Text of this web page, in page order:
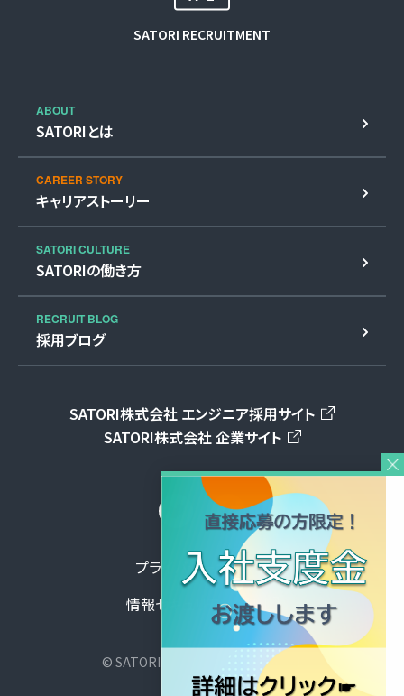
SATORI RECRUITMENT
ABOUT
SATORIとは
CAREER STORY
キャリアストーリー
SATORI CULTURE
SATORIの働き方
RECRUIT BLOG
採用ブログ
SATORI株式会社 エンジニア採用サイト
SATORI株式会社 企業サイト
プライバシーポリシー
情報セキュリティ方針
© SATORI Inc. All Rights reserved.